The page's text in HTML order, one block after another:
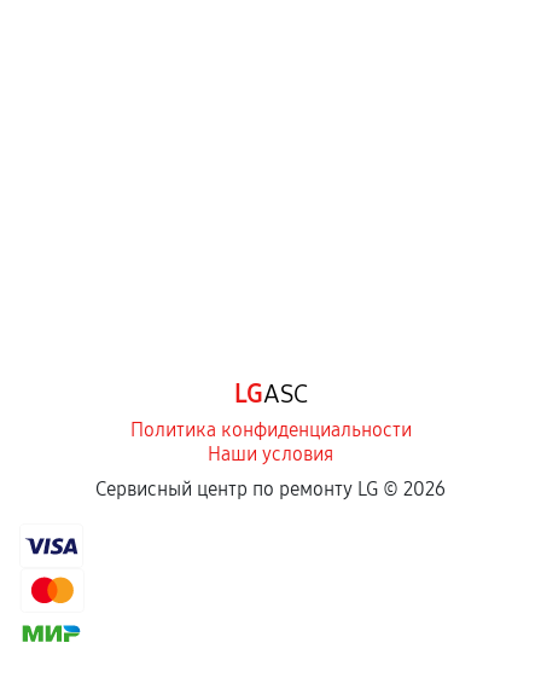
LGASC
Политика конфиденциальности
Наши условия
Сервисный центр по ремонту LG © 2026